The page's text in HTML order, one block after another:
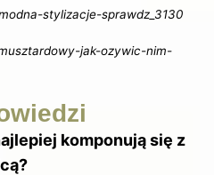
stylizacje-sprawdz_3130
jak-ozywic-nim-
komponują się z